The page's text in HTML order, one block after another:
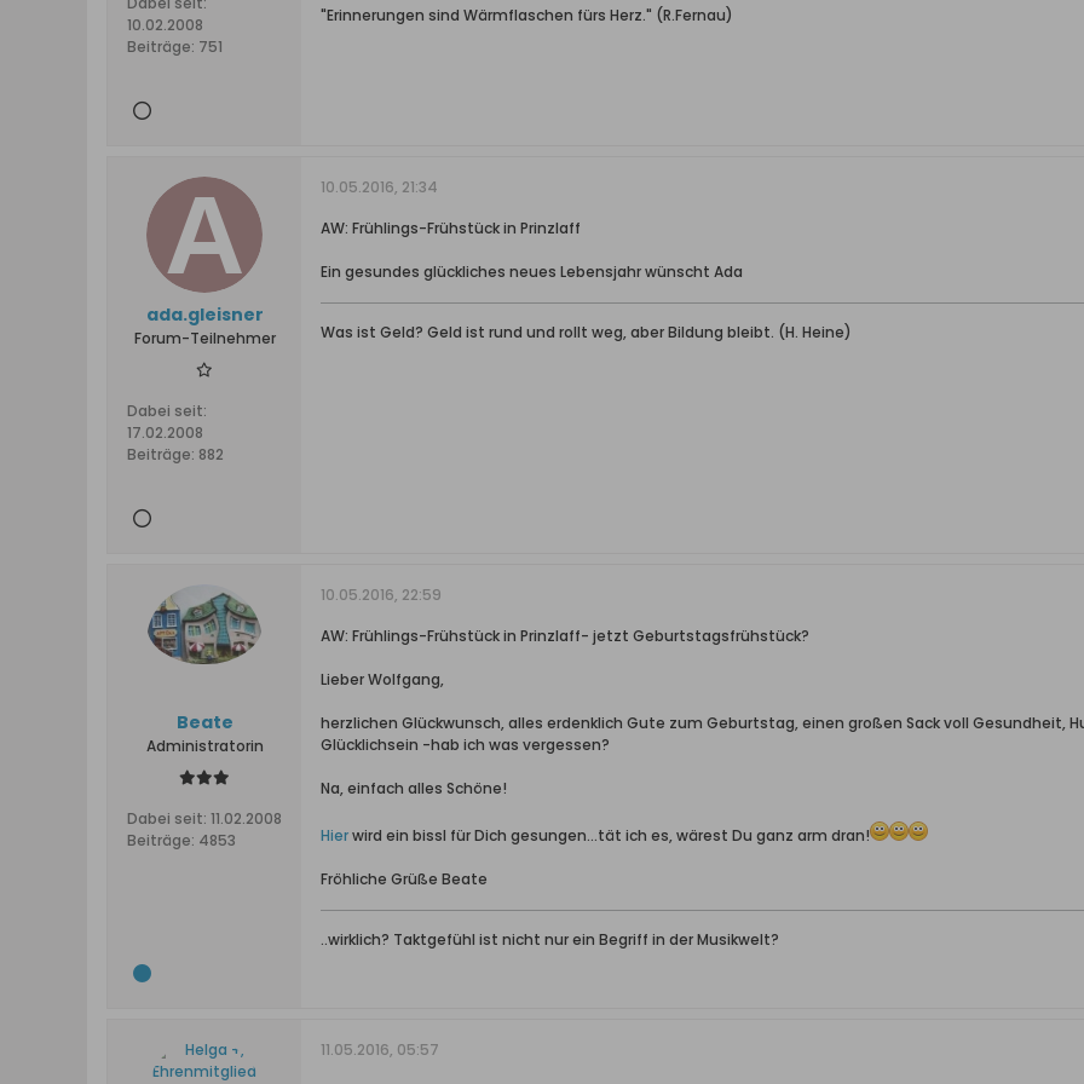
10.02.2008
Beiträge: 751
"Erinnerungen sind Wärmflaschen fürs Herz." (R.Fernau)
ada.gleisner
Forum-Teilnehmer
Dabei seit:
17.02.2008
Beiträge: 882
10.05.2016, 21:34
AW: Frühlings-Frühstück in Prinzlaff
Ein gesundes glückliches neues Lebensjahr wünscht Ada
Was ist Geld? Geld ist rund und rollt weg, aber Bildung bleibt. (H. Heine)
Beate
Administratorin
Dabei seit: 11.02.2008
Beiträge: 4853
10.05.2016, 22:59
AW: Frühlings-Frühstück in Prinzlaff- jetzt Geburtstagsfrühstück?
Lieber Wolfgang,
herzlichen Glückwunsch, alles erdenklich Gute zum Geburtstag, einen großen Sack voll Gesundheit,
Glücklichsein -hab ich was vergessen?
Na, einfach alles Schöne!
Hierwird ein bissl für Dich gesungen...tät ich es, wärest Du ganz arm dran!
Fröhliche Grüße Beate
..wirklich? Taktgefühl ist nicht nur ein Begriff in der Musikwelt?
11.05.2016, 05:57